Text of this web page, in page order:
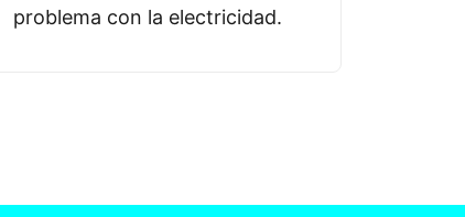
problema con la electricidad.